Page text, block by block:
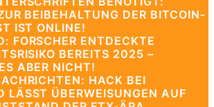
BEIBEHALTUNG DER BITCOIN-
IST ONLINE!
FORSCHER ENTDECKTE
BEREITS 2025 –
ABER NICHT!
HACK BEI
LÄSST ÜBERWEISUNGEN AUF